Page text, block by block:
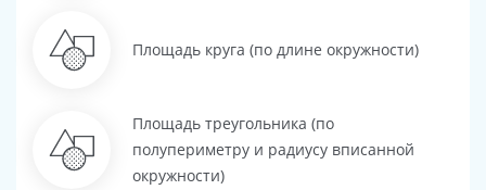
Площадь круга (по длине окружности)
Площадь треугольника (по
полупериметру и радиусу вписанной
окружности)